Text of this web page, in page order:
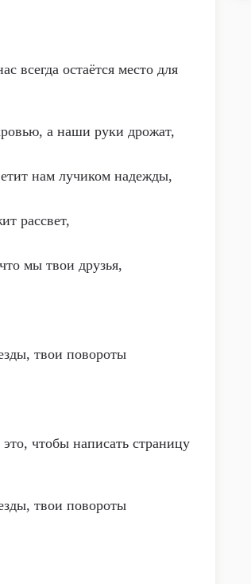
всегда остаётся место для
а наши руки дрожат,
нам лучиком надежды,
рассвет,
мы твои друзья,
твои повороты
чтобы написать страницу
твои повороты